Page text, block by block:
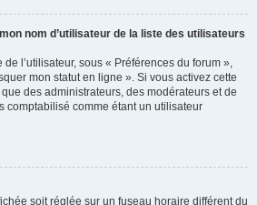
nom d’utilisateur de la liste des utilisateurs
l’utilisateur, sous « Préférences du forum »,
mon statut en ligne ». Si vous activez cette
des administrateurs, des modérateurs et de
comptabilisé comme étant un utilisateur
soit réglée sur un fuseau horaire différent du